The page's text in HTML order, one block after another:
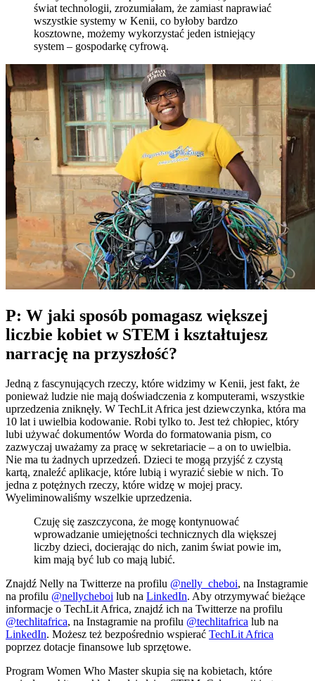
świat technologii, zrozumiałam, że zamiast naprawiać
wszystkie systemy w Kenii, co byłoby bardzo
kosztowne, możemy wykorzystać jeden istniejący
system – gospodarkę cyfrową.
P: W jaki sposób pomagasz większej
liczbie kobiet w STEM i kształtujesz
narrację na przyszłość?
Jedną z fascynujących rzeczy, które widzimy w Kenii, jest fakt, że
ponieważ ludzie nie mają doświadczenia z komputerami, wszystkie
uprzedzenia zniknęły. W TechLit Africa jest dziewczynka, która ma
10 lat i uwielbia kodowanie. Robi tylko to. Jest też chłopiec, który
lubi używać dokumentów Worda do formatowania pism, co
zazwyczaj uważamy za pracę w sekretariacie – a on to uwielbia.
Nie ma tu żadnych uprzedzeń. Dzieci te mogą przyjść z czystą
kartą, znaleźć aplikacje, które lubią i wyrazić siebie w nich. To
jedna z potężnych rzeczy, które widzę w mojej pracy.
Wyeliminowaliśmy wszelkie uprzedzenia.
Czuję się zaszczycona, że mogę kontynuować
wprowadzanie umiejętności technicznych dla większej
liczby dzieci, docierając do nich, zanim świat powie im,
kim mają być lub co mają lubić.
Znajdź Nelly na Twitterze na profilu @nelly_cheboi, na Instagramie
na profilu @nellycheboi lub na LinkedIn. Aby otrzymywać bieżące
informacje o TechLit Africa, znajdź ich na Twitterze na profilu
@techlitafrica, na Instagramie na profilu @techlitafrica lub na
LinkedIn. Możesz też bezpośrednio wspierać TechLit Africa
poprzez dotacje finansowe lub sprzętowe.
Program Women Who Master skupia się na kobietach, które